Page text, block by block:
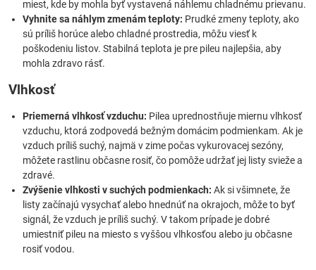
miest, kde by mohla byť vystavená náhlemu chladnému prievanu.
Vyhnite sa náhlym zmenám teploty: Prudké zmeny teploty, ako
sú príliš horúce alebo chladné prostredia, môžu viesť k
poškodeniu listov. Stabilná teplota je pre pileu najlepšia, aby
mohla zdravo rásť.
Vlhkosť
Priemerná vlhkosť vzduchu: Pilea uprednostňuje miernu vlhkosť
vzduchu, ktorá zodpovedá bežným domácim podmienkam. Ak je
vzduch príliš suchý, najmä v zime počas vykurovacej sezóny,
môžete rastlinu občasne rosiť, čo pomôže udržať jej listy svieže a
zdravé.
Zvýšenie vlhkosti v suchých podmienkach: Ak si všimnete, že
listy začínajú vysychať alebo hnednúť na okrajoch, môže to byť
signál, že vzduch je príliš suchý. V takom prípade je dobré
umiestniť pileu na miesto s vyššou vlhkosťou alebo ju občasne
rosiť vodou.